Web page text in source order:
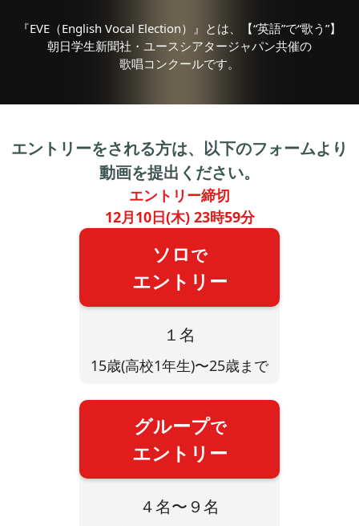
『EVE（English Vocal Election）』 とは、
【“英語”で“歌う”】
朝日学生新聞社・ ユースシアタージャパン共催の
歌唱コンクールです。
エントリーをされる方は、 以下のフォームより
動画を提出ください。
エントリー締切
12月10日(木) 23時59分
ソロで
エントリー
１名
15歳(高校1年生)〜25歳まで
グループで
エントリー
４名〜９名